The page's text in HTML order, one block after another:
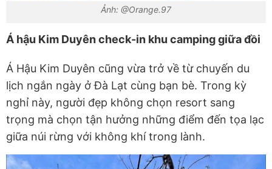
Ảnh: @Orange.97
Á hậu Kim Duyên check-in khu camping giữa đồi
Á Hậu Kim Duyên cũng vừa trở về từ chuyến du
lịch ngắn ngày ở Đà Lạt cùng bạn bè. Trong kỳ
nghỉ này, người đẹp không chọn resort sang
trọng mà chọn tận hưởng những điểm đến tọa lạc
giữa núi rừng với không khí trong lành.